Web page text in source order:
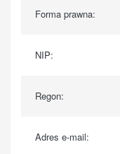
Forma prawna:
NIP:
Regon:
Adres e-mail: